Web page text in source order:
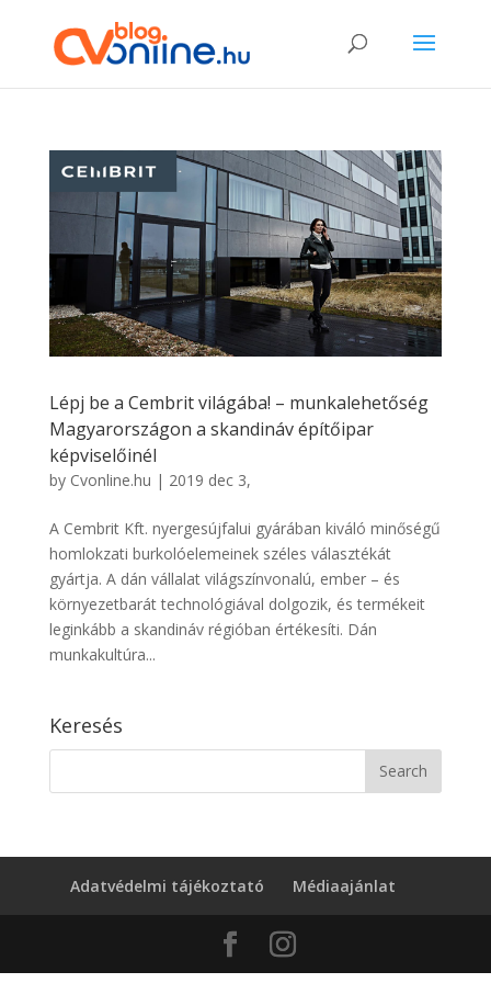
Lépj be a Cembrit világába! – munkalehetőség
Magyarországon a skandináv építőipar
képviselőinél
by Cvonline.hu | 2019 dec 3,
A Cembrit Kft. nyergesújfalui gyárában kiváló minőségű
homlokzati burkolóelemeinek széles választékát
gyártja. A dán vállalat világszínvonalú, ember – és
környezetbarát technológiával dolgozik, és termékeit
leginkább a skandináv régióban értékesíti. Dán
munkakultúra...
Keresés
Adatvédelmi tájékoztató Médiaajánlat